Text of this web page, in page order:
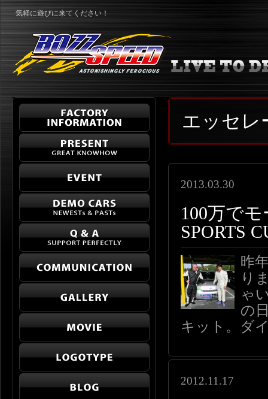
気軽に遊びに来てください！
エッセレ
2013.03.30
100万で
SPORTS
昨
り
ゃ
の
キット。ダ
2012.11.17